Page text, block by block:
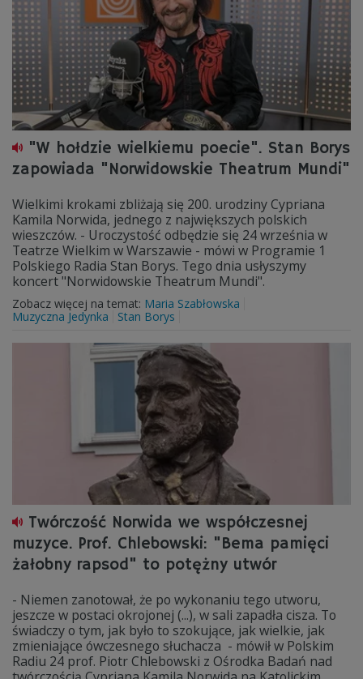
"W hołdzie wielkiemu poecie". Stan Borys
zapowiada "Norwidowskie Theatrum Mundi"
Wielkimi krokami zbliżają się 200. urodziny Cypriana
Kamila Norwida, jednego z największych polskich
wieszczów. - Uroczystość odbędzie się 24 września w
Teatrze Wielkim w Warszawie - mówi w Programie 1
Polskiego Radia Stan Borys. Tego dnia usłyszymy
koncert "Norwidowskie Theatrum Mundi".
Zobacz więcej na temat: Maria Szabłowska
Muzyczna Jedynka
Stan Borys
Twórczość Norwida we współczesnej
muzyce. Prof. Chlebowski: "Bema pamięci
żałobny rapsod" to potężny utwór
- Niemen zanotował, że po wykonaniu tego utworu,
jeszcze w postaci okrojonej (...), w sali zapadła cisza. To
świadczy o tym, jak było to szokujące, jak wielkie, jak
zmieniające ówczesnego słuchacza - mówił w Polskim
Radiu 24 prof. Piotr Chlebowski z Ośrodka Badań nad